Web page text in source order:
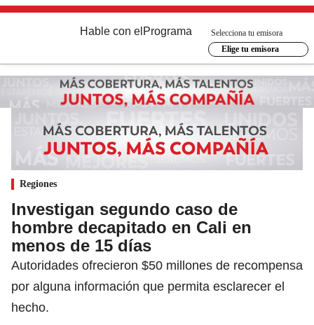
Hable con el Programa
Selecciona tu emisora
Elige tu emisora
Regiones
Investigan segundo caso de
hombre decapitado en Cali en
menos de 15 días
Autoridades ofrecieron $50 millones de recompensa
por alguna información que permita esclarecer el
hecho.